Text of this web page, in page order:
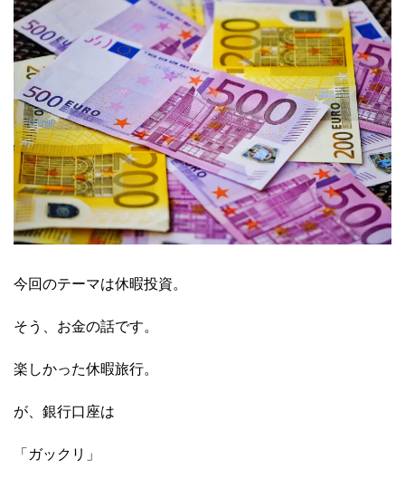
今回のテーマは休暇投資。
そう、お金の話です。
楽しかった休暇旅行。
が、銀行口座は
「ガックリ」